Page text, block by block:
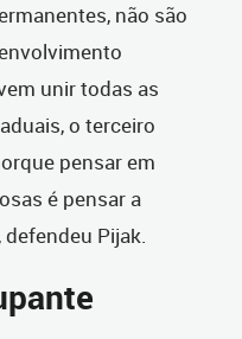
não são
unir todas as
o terceiro
pensar em
é pensar a
Pijak.